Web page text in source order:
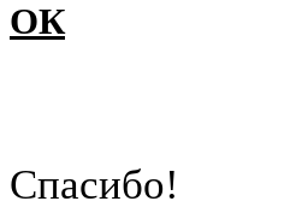
ОК
Cпасибо!